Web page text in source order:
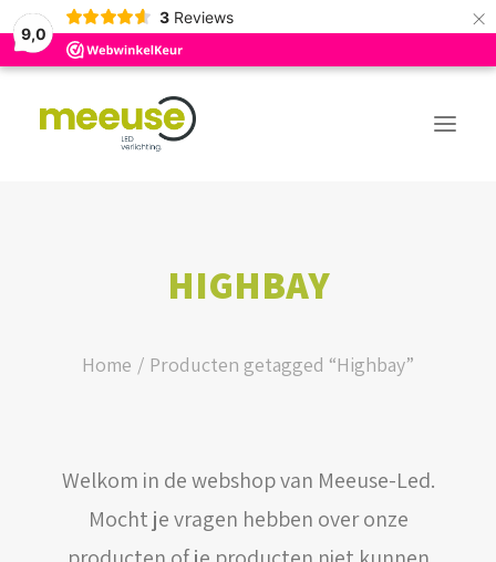
9,0
3 Reviews ×
BUDGET ASSORTIMENT
WEBSHOP
LOGIN / REGISTER
WINKELWAGEN
HIGHBAY
Home Producten getagged “Highbay”
Welkom in de webshop van Meeuse-Led.
Mocht je vragen hebben over onze